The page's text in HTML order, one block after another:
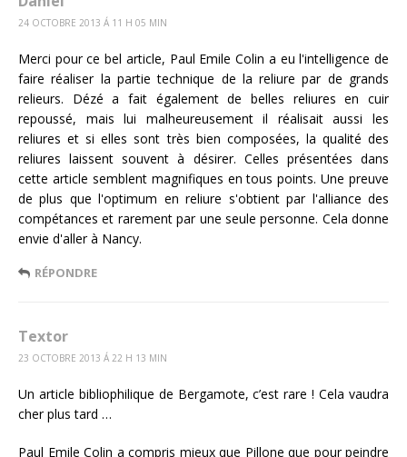
24 OCTOBRE 2013 Á 11 H 05 MIN
Merci pour ce bel article, Paul Emile Colin a eu l'intelligence de
faire réaliser la partie technique de la reliure par de grands
relieurs. Dézé a fait également de belles reliures en cuir
repoussé, mais lui malheureusement il réalisait aussi les
reliures et si elles sont très bien composées, la qualité des
reliures laissent souvent à désirer. Celles présentées dans
cette article semblent magnifiques en tous points. Une preuve
de plus que l'optimum en reliure s'obtient par l'alliance des
compétances et rarement par une seule personne. Cela donne
envie d'aller à Nancy.
RÉPONDRE
Textor
23 OCTOBRE 2013 Á 22 H 13 MIN
Un article bibliophilique de Bergamote, c’est rare ! Cela vaudra
cher plus tard …
Paul Emile Colin a compris mieux que Pillone que pour peindre